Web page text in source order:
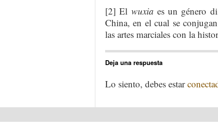
[2] El wuxia es un género
China, en el cual se
las artes marciales con la
Deja una respuesta
Lo siento, debes estar